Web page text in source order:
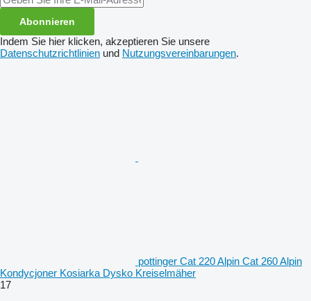
Abonnieren
Indem Sie hier klicken, akzeptieren Sie unsere
Datenschutzrichtlinien und Nutzungsvereinbarungen.
pottinger Cat 220 Alpin Cat 260 Alpin
Kondycjoner Kosiarka Dysko Kreiselmäher
17